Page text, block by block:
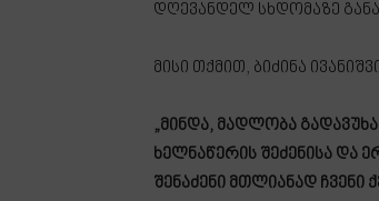
დღევანდელ სხდომაზე
მისი თქმით, ბიძინა
„მინდა, მადლობა
ხელნაწერის შეძენისა და
შენაძენი მთლიანად ჩვენი